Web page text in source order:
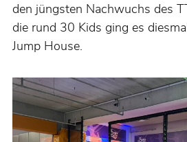
den jüngsten Nachwuchs des
die rund 30 Kids ging es
Jump House.